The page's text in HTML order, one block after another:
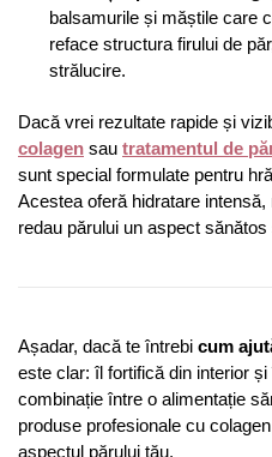
balsamurile și măștile care
reface structura firului de
strălucire.
Dacă vrei rezultate rapide și
colagen sau tratamentul de
sunt special formulate pentru
Acestea oferă hidratare
redau părului un aspect
Așadar, dacă te întrebi cum
este clar: îl fortifică din interior
combinație între o alimentație
produse profesionale cu
aspectul părului tău.